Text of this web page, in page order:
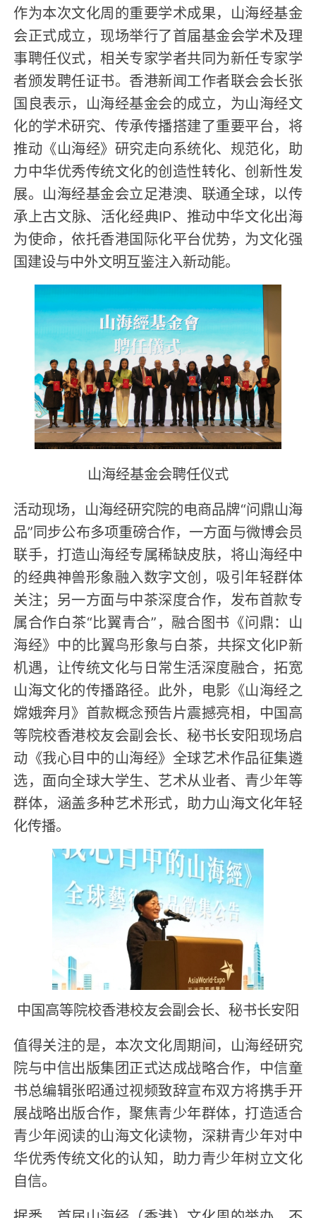
作为本次文化周的重要学术成果，山海经基金
会正式成立，现场举行了首届基金会学术及理
事聘任仪式，相关专家学者共同为新任专家学
者颁发聘任证书。香港新闻工作者联会会长张
国良表示，山海经基金会的成立，为山海经文
化的学术研究、传承传播搭建了重要平台，将
推动《山海经》研究走向系统化、规范化，助
力中华优秀传统文化的创造性转化、创新性发
展。山海经基金会立足港澳、联通全球，以传
承上古文脉、活化经典IP、推动中华文化出海
为使命，依托香港国际化平台优势，为文化强
国建设与中外文明互鉴注入新动能。
山海经基金会聘任仪式
活动现场，山海经研究院的电商品牌“问鼎山海
品”同步公布多项重磅合作，一方面与微博会员
联手，打造山海经专属稀缺皮肤，将山海经中
的经典神兽形象融入数字文创，吸引年轻群体
关注；另一方面与中茶深度合作，发布首款专
属合作白茶“比翼青合”，融合图书《问鼎：山
海经》中的比翼鸟形象与白茶，共探文化IP新
机遇，让传统文化与日常生活深度融合，拓宽
山海文化的传播路径。此外，电影《山海经之
嫦娥奔月》首款概念预告片震撼亮相，中国高
等院校香港校友会副会长、秘书长安阳现场启
动《我心目中的山海经》全球艺术作品征集遴
选，面向全球大学生、艺术从业者、青少年等
群体，涵盖多种艺术形式，助力山海文化年轻
化传播。
中国高等院校香港校友会副会长、秘书长安阳
值得关注的是，本次文化周期间，山海经研究
院与中信出版集团正式达成战略合作，中信童
书总编辑张昭通过视频致辞宣布双方将携手开
展战略出版合作，聚焦青少年群体，打造适合
青少年阅读的山海文化读物，深耕青少年对中
华优秀传统文化的认知，助力青少年树立文化
自信。